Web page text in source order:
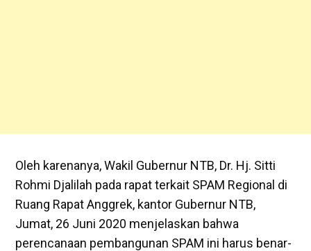
Oleh karenanya, Wakil Gubernur NTB, Dr. Hj. Sitti
Rohmi Djalilah pada rapat terkait SPAM Regional di
Ruang Rapat Anggrek, kantor Gubernur NTB,
Jumat, 26 Juni 2020 menjelaskan bahwa
perencanaan pembangunan SPAM ini harus benar-